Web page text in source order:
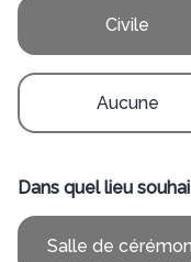
Civile
Aucune
Dans quel lieu
Salle de